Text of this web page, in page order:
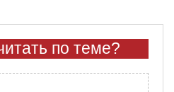
по теме?